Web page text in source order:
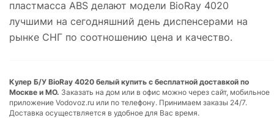
пластмасса ABS делают модели BioRay 4020
лучшими на сегодняшний день диспенсерами на
рынке СНГ по соотношению цена и качество.
Кулер Б/У BioRay 4020 белый купить с бесплатной доставкой по
Москве и МО. Заказать на дом или в офис можно через сайт, мобильное
приложение Vodovoz.ru или по телефону. Принимаем заказы 24/7.
Доставка осуществляется в удобное для Вас время.